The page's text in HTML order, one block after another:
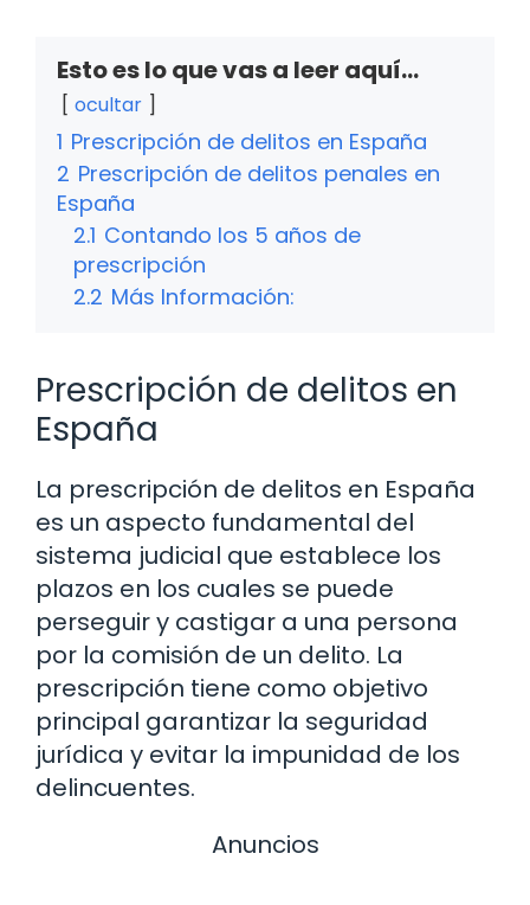
Esto es lo que vas a leer aquí...
ocultar
1 Prescripción de delitos en España
2 Prescripción de delitos penales en
España
2.1 Contando los 5 años de
prescripción
2.2 Más Información:
Prescripción de delitos en
España
La prescripción de delitos en España
es un aspecto fundamental del
sistema judicial que establece los
plazos en los cuales se puede
perseguir y castigar a una persona
por la comisión de un delito. La
prescripción tiene como objetivo
principal garantizar la seguridad
jurídica y evitar la impunidad de los
delincuentes.
Anuncios